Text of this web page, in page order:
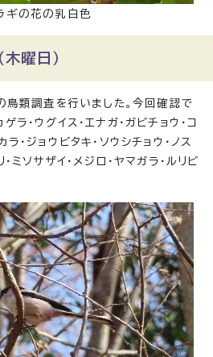
ギの花の乳白色
曜日）
鳥類調査を行いました。今回確認で
・ウグイス・エナガ・ガビチョウ・コ
ラ・ジョウビタキ・ソウシチョウ・ノス
・ミソサザイ・メジロ・ヤマガラ・ルリビ